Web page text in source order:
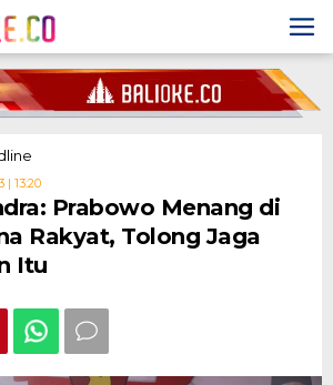
Gerindra:
Prabowo
Menang
di
Bekasi
karena
Tolong
Jaga
Kepercayaan
Itu
| 13:20Oleh
Redaksi
Prabowo Menang di
Rakyat, Tolong Jaga
Itu